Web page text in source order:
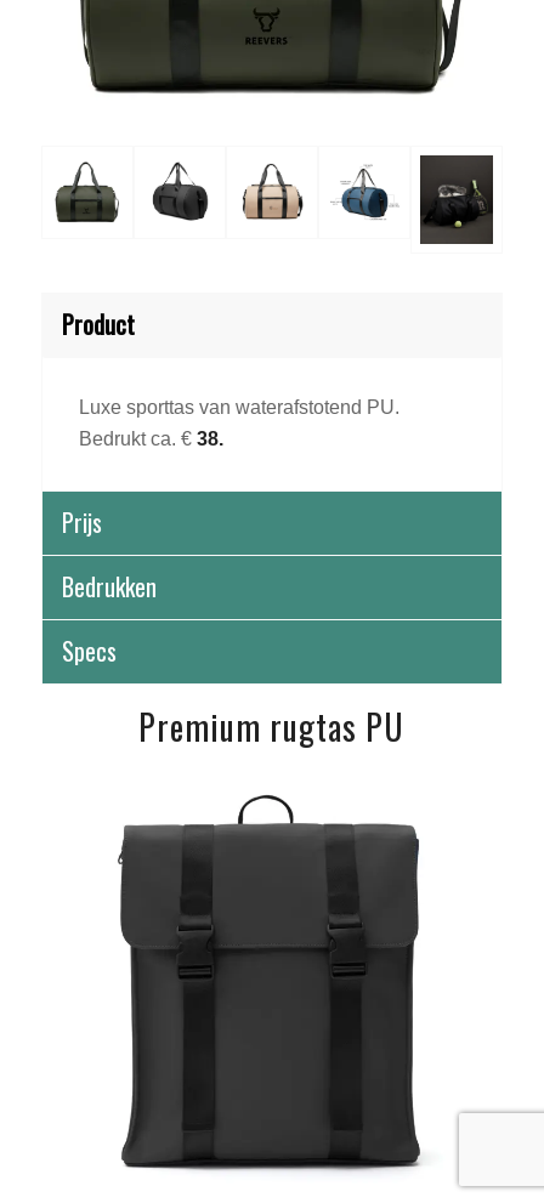
Product
Luxe sporttas van waterafstotend PU.
Bedrukt ca. € 38.
Prijs
Bedrukken
Specs
Premium rugtas PU